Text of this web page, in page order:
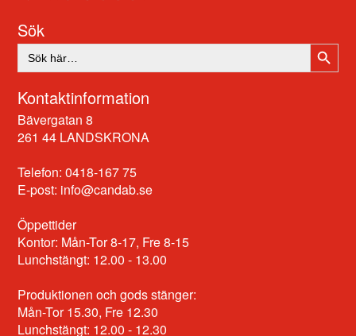
Sök
Sök
efter:
Kontaktinformation
Bävergatan 8
261 44 LANDSKRONA
Telefon: 0418-167 75
E-post: info@candab.se
Öppettider
Kontor: Mån-Tor 8-17, Fre 8-15
Lunchstängt: 12.00 - 13.00
Produktionen och gods stänger:
Mån-Tor 15.30, Fre 12.30
Lunchstängt: 12.00 - 12.30